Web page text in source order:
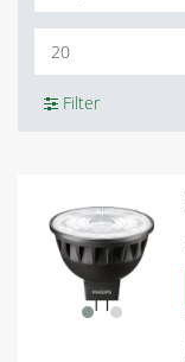
Filter